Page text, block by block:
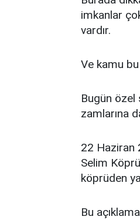
imkanlar
vardır.
Ve kamu bu
Bugün özel
zamlarına
22 Haziran
Selim
köprüden
Bu